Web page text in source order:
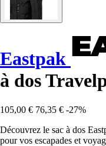
Eastpak
à dos
105,00 € 76,35 € -27%
Découvrez le sac à dos
pour vos escapades et